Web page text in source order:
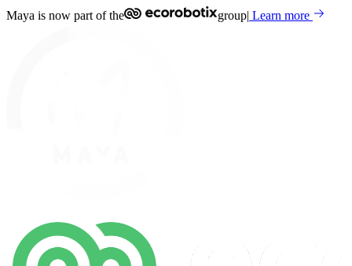
Maya is now part of the group| Learn more